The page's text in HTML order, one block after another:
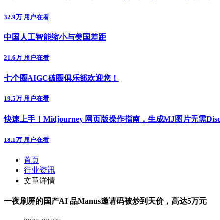
32.9万 用户在看
中国人工智能缩小与美国差距
21.6万 用户在看
七个圈AIGC破圈俱乐部欢迎您！
19.5万 用户在看
快速上手！Midjourney 网页版操作指南，生成MJ图片无需
18.1万 用户在看
首页
行业资讯
文章详情
一夜刷屏的国产AI 品Manus邀请码被炒到天价，高达5万元